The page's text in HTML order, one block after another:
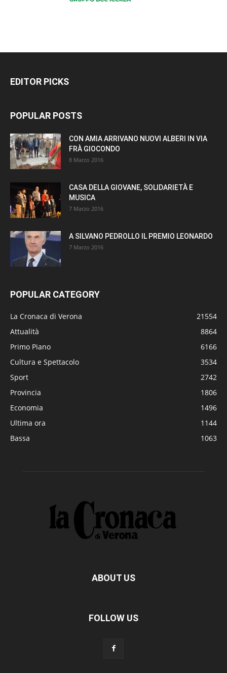
EDITOR PICKS
POPULAR POSTS
CON AMIA ARRIVANO NUOVI ALBERI IN VIA
FRÀ GIOCONDO
8 Marzo 2016
CASA DELLA GIOVANE, SOLIDARIETÀ E
MUSICA
7 Marzo 2016
A SILVANO PEDROLLO IL PREMIO LEONARDO
7 Marzo 2016
POPULAR CATEGORY
La Cronaca di Verona
21554
Attualità
8864
Primo Piano
6166
Cultura e Spettacolo
3534
Sport
2742
Provincia
1806
Economia
1496
Ultima ora
1144
Bassa
1063
ABOUT US
FOLLOW US